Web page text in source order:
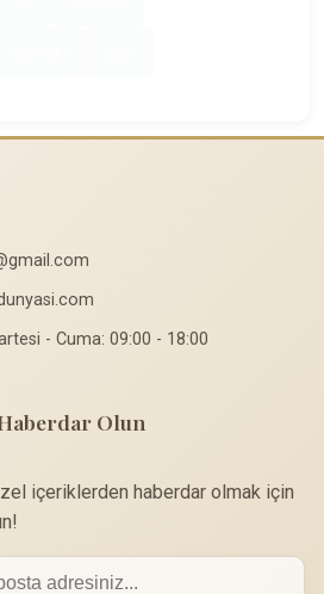
- Cuma: 09:00 - 18:00
Olun
içeriklerden haberdar olmak için